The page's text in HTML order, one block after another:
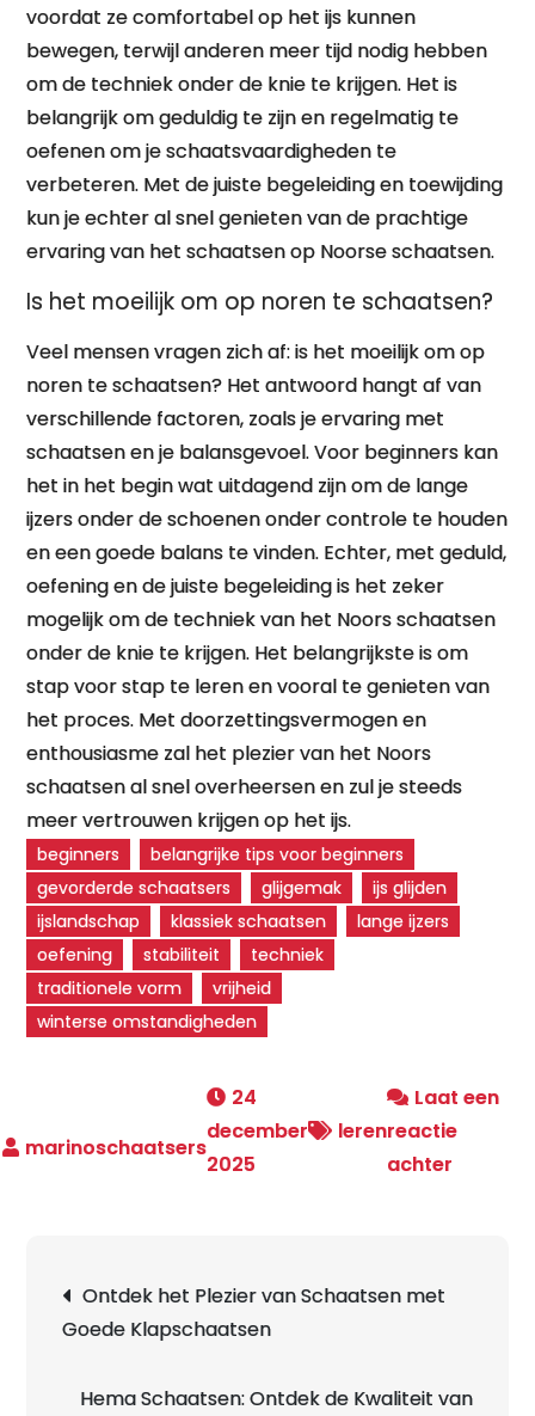
voordat ze comfortabel op het ijs kunnen
bewegen, terwijl anderen meer tijd nodig hebben
om de techniek onder de knie te krijgen. Het is
belangrijk om geduldig te zijn en regelmatig te
oefenen om je schaatsvaardigheden te
verbeteren. Met de juiste begeleiding en toewijding
kun je echter al snel genieten van de prachtige
ervaring van het schaatsen op Noorse schaatsen.
Is het moeilijk om op noren te schaatsen?
Veel mensen vragen zich af: is het moeilijk om op
noren te schaatsen? Het antwoord hangt af van
verschillende factoren, zoals je ervaring met
schaatsen en je balansgevoel. Voor beginners kan
het in het begin wat uitdagend zijn om de lange
ijzers onder de schoenen onder controle te houden
en een goede balans te vinden. Echter, met geduld,
oefening en de juiste begeleiding is het zeker
mogelijk om de techniek van het Noors schaatsen
onder de knie te krijgen. Het belangrijkste is om
stap voor stap te leren en vooral te genieten van
het proces. Met doorzettingsvermogen en
enthousiasme zal het plezier van het Noors
schaatsen al snel overheersen en zul je steeds
meer vertrouwen krijgen op het ijs.
beginners
belangrijke tips voor beginners
gevorderde schaatsers
glijgemak
ijs glijden
ijslandschap
klassiek schaatsen
lange ijzers
oefening
stabiliteit
techniek
traditionele vorm
vrijheid
winterse omstandigheden
24
december
2025
leren
Laat een
reactie
achter
Noors
Ontdek het Plezier van Schaatsen met
Goede Klapschaatsen
Hema Schaatsen: Ontdek de Kwaliteit van